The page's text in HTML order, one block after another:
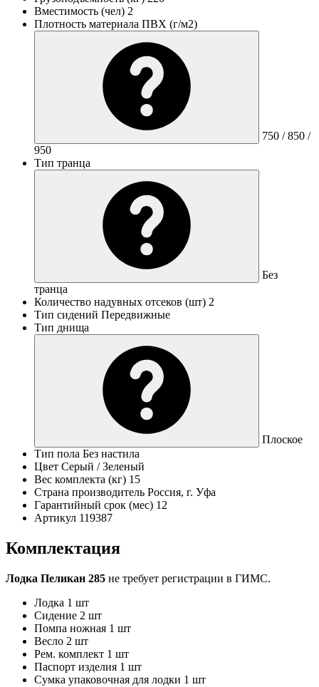
Вместимость (чел) 2
Плотность материала ПВХ (г/м2)
750 / 850 /
950
Тип транца
Без
транца
Количество надувных отсеков (шт) 2
Тип сидений Передвижные
Тип днища
Плоское
Тип пола Без настила
Цвет Серый / Зеленый
Вес комплекта (кг) 15
Страна производитель Россия, г. Уфа
Гарантийный срок (мес) 12
Артикул 119387
Комплектация
Лодка Пеликан 285 не требует регистрации в ГИМС.
Лодка 1 шт
Сидение 2 шт
Помпа ножная 1 шт
Весло 2 шт
Рем. комплект 1 шт
Паспорт изделия 1 шт
Сумка упаковочная для лодки 1 шт